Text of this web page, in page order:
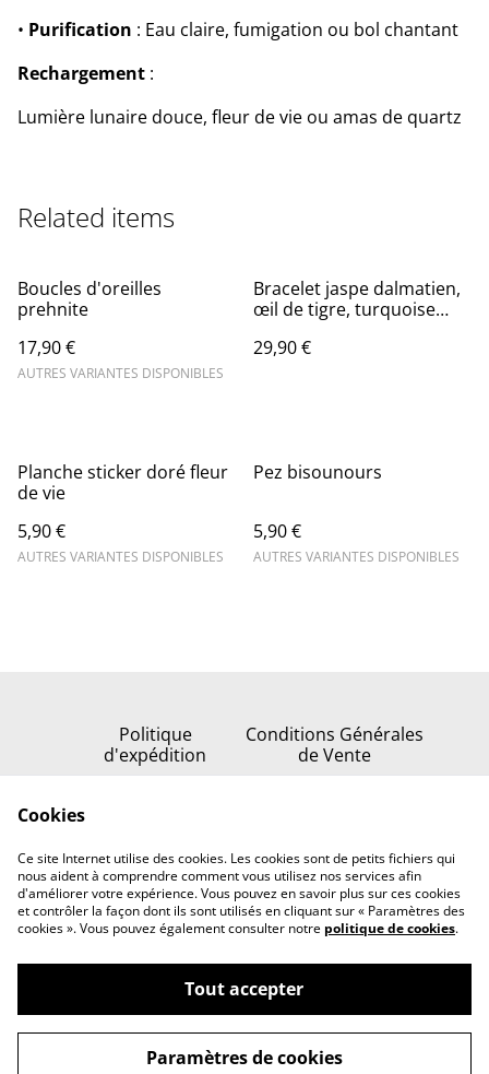
• Purification : Eau claire, fumigation ou bol chantant
Rechargement :
Lumière lunaire douce, fleur de vie ou amas de quartz
Related items
Boucles d'oreilles
prehnite
17,90 €
AUTRES VARIANTES DISPONIBLES
Bracelet jaspe dalmatien,
œil de tigre, turquoise
29,90 €
Planche sticker doré fleur
de vie
5,90 €
AUTRES VARIANTES DISPONIBLES
Pez bisounours
5,90 €
AUTRES VARIANTES DISPONIBLES
Politique
d'expédition
Conditions Générales
de Vente
Nous contacter
©2026Serenata della stella
Cookies
Ce site Internet utilise des cookies. Les cookies sont de petits fichiers qui
nous aident à comprendre comment vous utilisez nos services afin
d'améliorer votre expérience. Vous pouvez en savoir plus sur ces cookies
et contrôler la façon dont ils sont utilisés en cliquant sur « Paramètres des
cookies ». Vous pouvez également consulter notre politique de cookies.
Tout accepter
Paramètres de cookies